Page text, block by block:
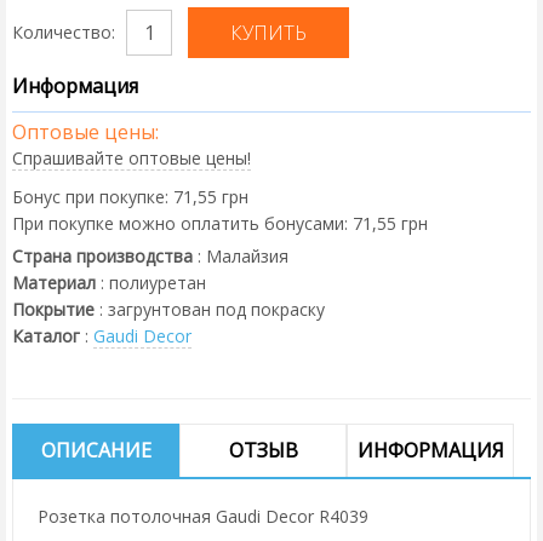
Количество:
Информация
Оптовые цены:
Спрашивайте оптовые цены!
Бонус при покупке: 71,55 грн
При покупке можно оплатить бонусами: 71,55 грн
Страна производства : Малайзия
Материал : полиуретан
Покрытие : загрунтован под покраску
Каталог : Gaudi Decor
ОПИСАНИЕ ОТЗЫВ ИНФОРМАЦИЯ
Розетка потолочная Gaudi Decor R4039